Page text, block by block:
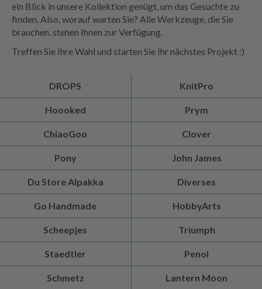
ein Blick in unsere Kollektion genügt, um das Gesuchte zu
finden. Also, worauf warten Sie? Alle Werkzeuge, die Sie
brauchen, stehen Ihnen zur Verfügung.
Treffen Sie Ihre Wahl und starten Sie Ihr nächstes Projekt :)
DROPS KnitPro
Hoooked Prym
ChiaoGoo Clover
Pony John James
Du Store Alpakka Diverses
Go Handmade HobbyArts
Scheepjes Triumph
Staedtler Penol
Schmetz Lantern Moon